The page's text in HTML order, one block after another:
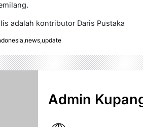
adalah kontributor Daris Pustaka
,news,update
Admin